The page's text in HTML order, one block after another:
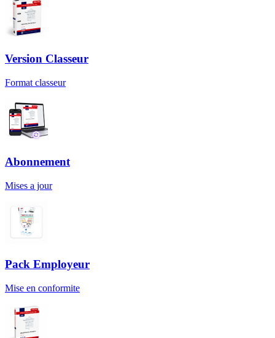
Version Classeur
Format classeur
Abonnement
Mises a jour
Pack Employeur
Mise en conformite